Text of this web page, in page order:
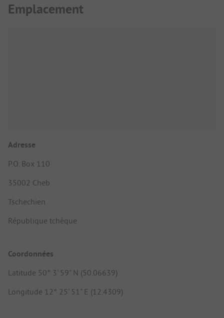
Emplacement
Adresse
P.O. Box 110
35002 Cheb
Tschechien
République tchèque
Coordonnées
Latitude 50° 3' 59" N (50.06639)
Longitude 12° 25' 51" E (12.4309)